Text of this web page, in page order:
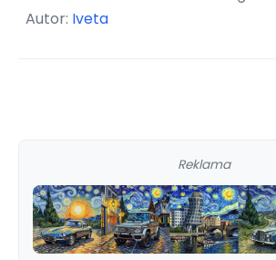
Autor: Iveta
Reklama